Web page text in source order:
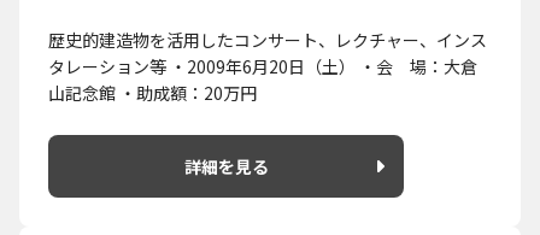
歴史的建造物を活用したコンサート、レクチャー、インス
タレーション等 ・2009年6月20日（土） ・会 場：大倉
山記念館 ・助成額：20万円
詳細を見る